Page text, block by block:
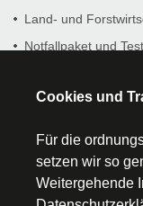
Land- und
Notfallpaket und
Startseite
Cookies und
Für die
setzen wir so
Weitergehende